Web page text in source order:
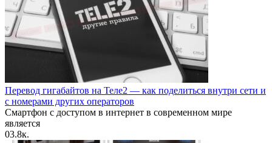
Перевод гигабайтов на Теле2 — как поделиться внутри сети и
с номерами других операторов
Смартфон с доступом в интернет в современном мире
является
03.8к.